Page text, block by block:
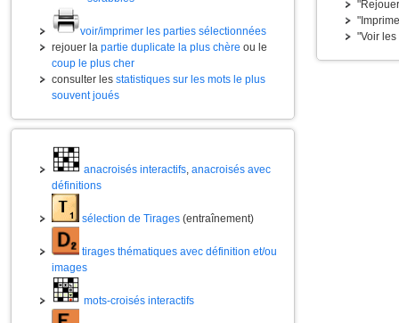
voir/imprimer les parties sélectionnées
rejouer la partie duplicate la plus chère ou le
coup le plus cher
consulter les statistiques sur les mots le plus
souvent joués
anacroisés interactifs, anacroisés avec
définitions
sélection de Tirages (entraînement)
tirages thématiques avec définition et/ou
images
mots-croisés interactifs
"Voir